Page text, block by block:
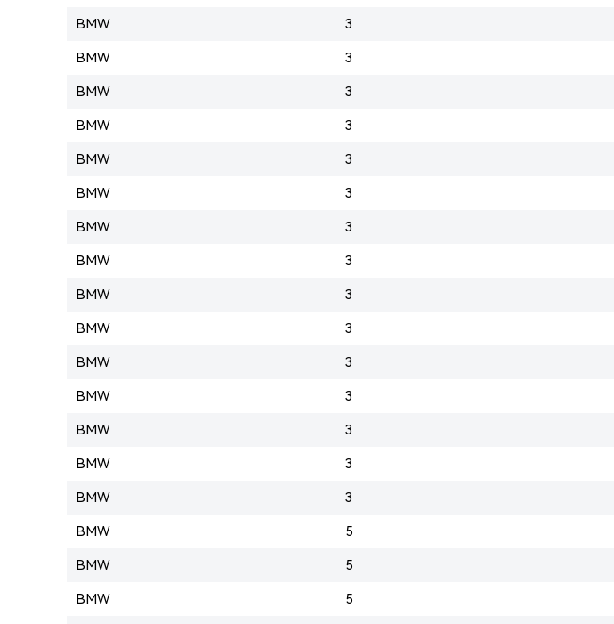
BMW 3
BMW 3
BMW 3
BMW 3
BMW 3
BMW 3
BMW 3
BMW 3
BMW 3
BMW 3
BMW 3
BMW 3
BMW 3
BMW 3
BMW 3
BMW 5
BMW 5
BMW 5